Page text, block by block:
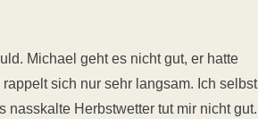
Michael geht es nicht gut, er hatte
sich nur sehr langsam. Ich selbst
nasskalte Herbstwetter tut mir nicht gut.